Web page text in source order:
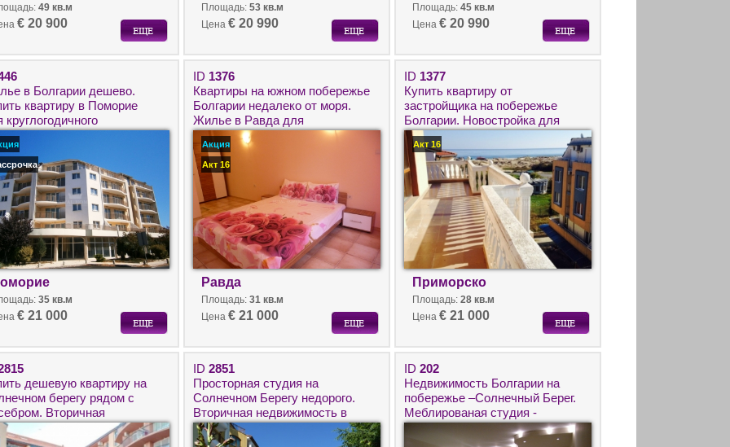
49 кв.м
€ 20 900
Площадь: 53 кв.м
Цена € 20 990
Площадь: 45 кв.м
Цена € 20 990
в Болгарии дешево.
квартиру в Поморие
круглогодичного
35 кв.м
€ 21 000
ID 1376
Квартиры на южном побережье
Болгарии недалеко от моря.
Жилье в Равда для
круглогодичного проживания.
Акция
Акт 16
Равда
Площадь: 31 кв.м
Цена € 21 000
ID 1377
Купить квартиру от
застройщика на побережье
Болгарии. Новостройка для
круглогодичного проживания в
городе Приморско рядом с
морем.
Акт 16
Приморско
Площадь: 28 кв.м
Цена € 21 000
дешевую квартиру на
берегу рядом с
Вторичная
в Болгарии
ID 2851
Просторная студия на
Солнечном Берегу недорого.
Вторичная недвижимость в
Болгарии, комплекс Golden
Dreams.
ID 202
Недвижимость Болгарии на
побережье –Солнечный Берег.
Меблированая студия -
вторичка